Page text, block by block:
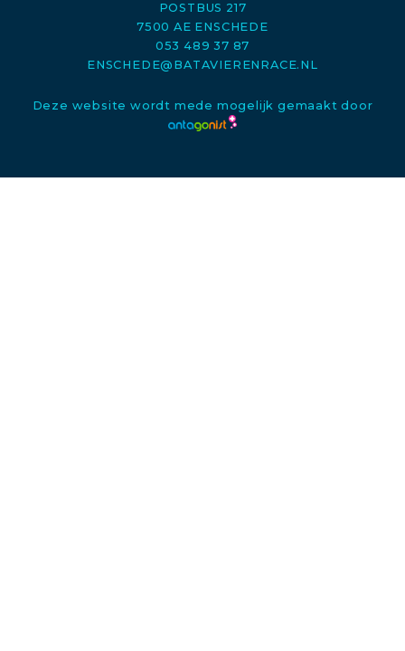
POSTBUS 217
7500 AE ENSCHEDE
053 489 37 87
ENSCHEDE@BATAVIERENRACE.NL
Deze website wordt mede mogelijk gemaakt door